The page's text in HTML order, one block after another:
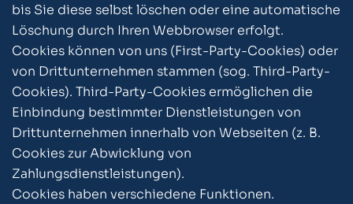
bis Sie diese selbst löschen oder eine automatische
Löschung durch Ihren Webbrowser erfolgt.
Cookies können von uns (First-Party-Cookies) oder
von Drittunternehmen stammen (sog. Third-Party-
Cookies). Third-Party-Cookies ermöglichen die
Einbindung bestimmter Dienstleistungen von
Drittunternehmen innerhalb von Webseiten (z. B.
Cookies zur Abwicklung von
Zahlungsdienstleistungen).
Cookies haben verschiedene Funktionen.